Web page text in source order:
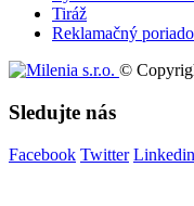
Tiráž
Reklamačný
©
Sledujte nás
Facebook Twitter Linkedin